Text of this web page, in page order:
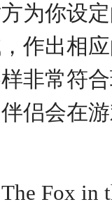
为你设
作出相
非常符
侣会在
Fox in